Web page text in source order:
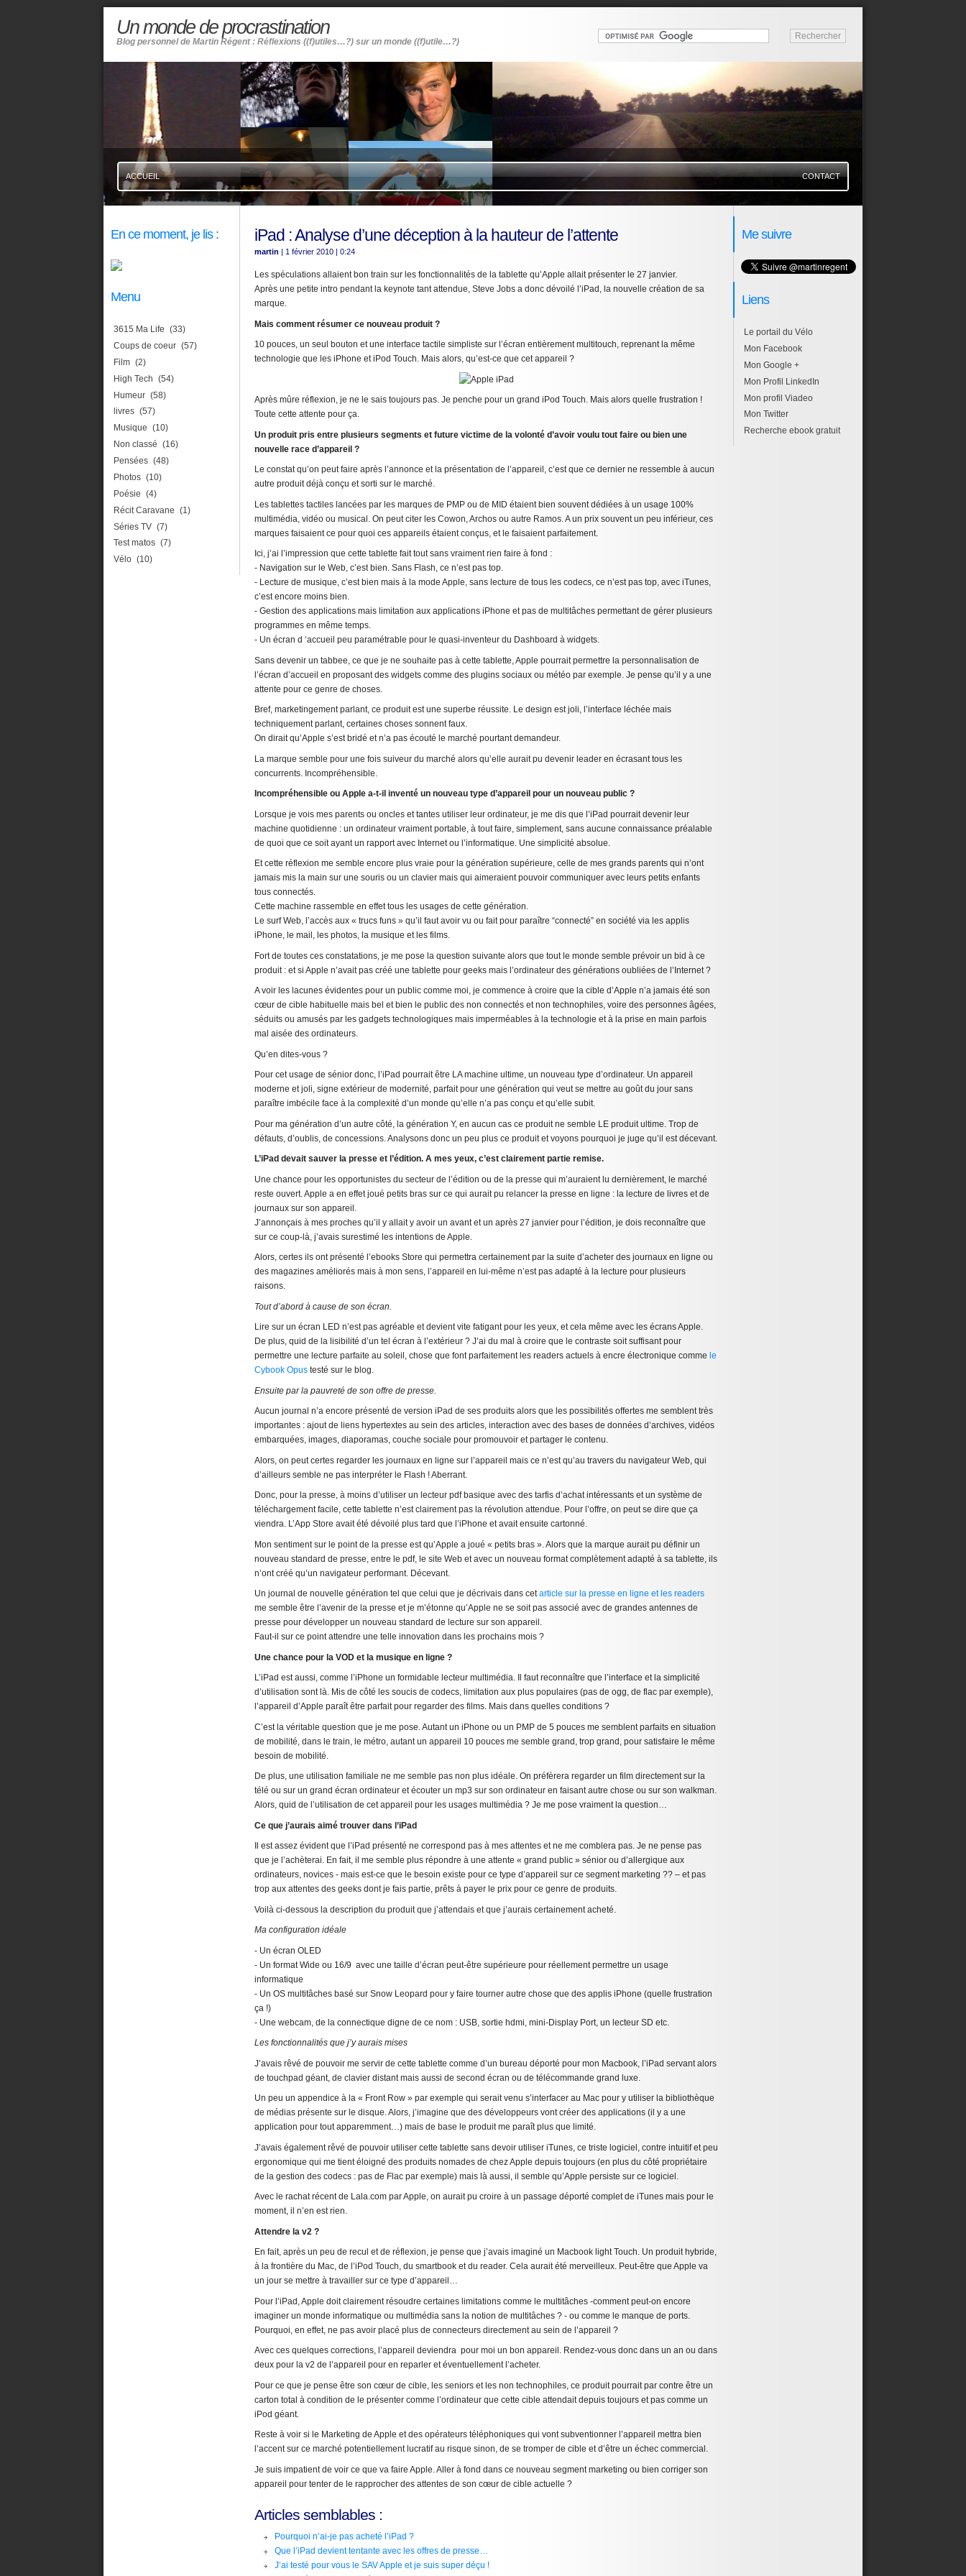
Un monde de procrastination
Blog personnel de Martin Régent : Réflexions ((f)utiles…?) sur un monde ((f)utile…?)
ACCUEIL CONTACT
iPad : Analyse d’une déception à la hauteur de l’attente
martin | 1 février 2010 | 0:24
Les spéculations allaient bon train sur les fonctionnalités de la tablette qu’Apple allait présenter le 27 janvier.
Après une petite intro pendant la keynote tant attendue, Steve Jobs a donc dévoilé l’iPad, la nouvelle création de sa
marque.
Mais comment résumer ce nouveau produit ?
10 pouces, un seul bouton et une interface tactile simpliste sur l’écran entièrement multitouch, reprenant la même
technologie que les iPhone et iPod Touch. Mais alors, qu’est-ce que cet appareil ?
Après mûre réflexion, je ne le sais toujours pas. Je penche pour un grand iPod Touch. Mais alors quelle frustration !
Toute cette attente pour ça.
Un produit pris entre plusieurs segments et future victime de la volonté d’avoir voulu tout faire ou bien une
nouvelle race d’appareil ?
Le constat qu’on peut faire après l’annonce et la présentation de l’appareil, c’est que ce dernier ne ressemble à aucun
autre produit déjà conçu et sorti sur le marché.
Les tablettes tactiles lancées par les marques de PMP ou de MID étaient bien souvent dédiées à un usage 100%
multimédia, vidéo ou musical. On peut citer les Cowon, Archos ou autre Ramos. A un prix souvent un peu inférieur, ces
marques faisaient ce pour quoi ces appareils étaient conçus, et le faisaient parfaitement.
Ici, j’ai l’impression que cette tablette fait tout sans vraiment rien faire à fond :
- Navigation sur le Web, c’est bien. Sans Flash, ce n’est pas top.
- Lecture de musique, c’est bien mais à la mode Apple, sans lecture de tous les codecs, ce n’est pas top, avec iTunes,
c’est encore moins bien.
- Gestion des applications mais limitation aux applications iPhone et pas de multitâches permettant de gérer plusieurs
programmes en même temps.
- Un écran d ‘accueil peu paramétrable pour le quasi-inventeur du Dashboard à widgets.
Sans devenir un tabbee, ce que je ne souhaite pas à cette tablette, Apple pourrait permettre la personnalisation de
l’écran d’accueil en proposant des widgets comme des plugins sociaux ou météo par exemple. Je pense qu’il y a une
attente pour ce genre de choses.
Bref, marketingement parlant, ce produit est une superbe réussite. Le design est joli, l’interface léchée mais
techniquement parlant, certaines choses sonnent faux.
On dirait qu’Apple s’est bridé et n’a pas écouté le marché pourtant demandeur.
La marque semble pour une fois suiveur du marché alors qu’elle aurait pu devenir leader en écrasant tous les
concurrents. Incompréhensible.
Incompréhensible ou Apple a-t-il inventé un nouveau type d’appareil pour un nouveau public ?
Lorsque je vois mes parents ou oncles et tantes utiliser leur ordinateur, je me dis que l’iPad pourrait devenir leur
machine quotidienne : un ordinateur vraiment portable, à tout faire, simplement, sans aucune connaissance préalable
de quoi que ce soit ayant un rapport avec Internet ou l’informatique. Une simplicité absolue.
Et cette réflexion me semble encore plus vraie pour la génération supérieure, celle de mes grands parents qui n’ont
jamais mis la main sur une souris ou un clavier mais qui aimeraient pouvoir communiquer avec leurs petits enfants
tous connectés.
Cette machine rassemble en effet tous les usages de cette génération.
Le surf Web, l’accès aux « trucs funs » qu’il faut avoir vu ou fait pour paraître “connecté” en société via les applis
iPhone, le mail, les photos, la musique et les films.
Fort de toutes ces constatations, je me pose la question suivante alors que tout le monde semble prévoir un bid à ce
produit : et si Apple n’avait pas créé une tablette pour geeks mais l’ordinateur des générations oubliées de l’Internet ?
A voir les lacunes évidentes pour un public comme moi, je commence à croire que la cible d’Apple n’a jamais été son
cœur de cible habituelle mais bel et bien le public des non connectés et non technophiles, voire des personnes âgées,
séduits ou amusés par les gadgets technologiques mais imperméables à la technologie et à la prise en main parfois
mal aisée des ordinateurs.
Qu’en dites-vous ?
Pour cet usage de sénior donc, l’iPad pourrait être LA machine ultime, un nouveau type d’ordinateur. Un appareil
moderne et joli, signe extérieur de modernité, parfait pour une génération qui veut se mettre au goût du jour sans
paraître imbécile face à la complexité d’un monde qu’elle n’a pas conçu et qu’elle subit.
Pour ma génération d’un autre côté, la génération Y, en aucun cas ce produit ne semble LE produit ultime. Trop de
défauts, d’oublis, de concessions. Analysons donc un peu plus ce produit et voyons pourquoi je juge qu’il est décevant.
L’iPad devait sauver la presse et l’édition. A mes yeux, c’est clairement partie remise.
Une chance pour les opportunistes du secteur de l’édition ou de la presse qui m’auraient lu dernièrement, le marché
reste ouvert. Apple a en effet joué petits bras sur ce qui aurait pu relancer la presse en ligne : la lecture de livres et de
journaux sur son appareil.
J’annonçais à mes proches qu’il y allait y avoir un avant et un après 27 janvier pour l’édition, je dois reconnaître que
sur ce coup-là, j’avais surestimé les intentions de Apple.
Alors, certes ils ont présenté l’ebooks Store qui permettra certainement par la suite d’acheter des journaux en ligne ou
des magazines améliorés mais à mon sens, l’appareil en lui-même n’est pas adapté à la lecture pour plusieurs
raisons.
Tout d’abord à cause de son écran.
Lire sur un écran LED n’est pas agréable et devient vite fatigant pour les yeux, et cela même avec les écrans Apple.
De plus, quid de la lisibilité d’un tel écran à l’extérieur ? J’ai du mal à croire que le contraste soit suffisant pour
permettre une lecture parfaite au soleil, chose que font parfaitement les readers actuels à encre électronique comme le
Cybook Opus testé sur le blog.
Ensuite par la pauvreté de son offre de presse.
Aucun journal n’a encore présenté de version iPad de ses produits alors que les possibilités offertes me semblent très
importantes : ajout de liens hypertextes au sein des articles, interaction avec des bases de données d’archives, vidéos
embarquées, images, diaporamas, couche sociale pour promouvoir et partager le contenu.
Alors, on peut certes regarder les journaux en ligne sur l’appareil mais ce n’est qu’au travers du navigateur Web, qui
d’ailleurs semble ne pas interpréter le Flash ! Aberrant.
Donc, pour la presse, à moins d’utiliser un lecteur pdf basique avec des tarfis d’achat intéressants et un système de
téléchargement facile, cette tablette n’est clairement pas la révolution attendue. Pour l’offre, on peut se dire que ça
viendra. L’App Store avait été dévoilé plus tard que l’iPhone et avait ensuite cartonné.
Mon sentiment sur le point de la presse est qu’Apple a joué « petits bras ». Alors que la marque aurait pu définir un
nouveau standard de presse, entre le pdf, le site Web et avec un nouveau format complètement adapté à sa tablette, ils
n’ont créé qu’un navigateur performant. Décevant.
Un journal de nouvelle génération tel que celui que je décrivais dans cetarticle sur la presse en ligne et les readers
me semble être l’avenir de la presse et je m’étonne qu’Apple ne se soit pas associé avec de grandes antennes de
presse pour développer un nouveau standard de lecture sur son appareil.
Faut-il sur ce point attendre une telle innovation dans les prochains mois ?
Une chance pour la VOD et la musique en ligne ?
L’iPad est aussi, comme l’iPhone un formidable lecteur multimédia. Il faut reconnaître que l’interface et la simplicité
d’utilisation sont là. Mis de côté les soucis de codecs, limitation aux plus populaires (pas de ogg, de flac par exemple),
l’appareil d’Apple paraît être parfait pour regarder des films. Mais dans quelles conditions ?
C’est la véritable question que je me pose. Autant un iPhone ou un PMP de 5 pouces me semblent parfaits en situation
de mobilité, dans le train, le métro, autant un appareil 10 pouces me semble grand, trop grand, pour satisfaire le même
besoin de mobilité.
De plus, une utilisation familiale ne me semble pas non plus idéale. On préfèrera regarder un film directement sur la
télé ou sur un grand écran ordinateur et écouter un mp3 sur son ordinateur en faisant autre chose ou sur son walkman.
Alors, quid de l’utilisation de cet appareil pour les usages multimédia ? Je me pose vraiment la question…
Ce que j’aurais aimé trouver dans l’iPad
Il est assez évident que l’iPad présenté ne correspond pas à mes attentes et ne me comblera pas. Je ne pense pas
que je l’achèterai. En fait, il me semble plus répondre à une attente « grand public » sénior ou d’allergique aux
ordinateurs, novices - mais est-ce que le besoin existe pour ce type d’appareil sur ce segment marketing ?? – et pas
trop aux attentes des geeks dont je fais partie, prêts à payer le prix pour ce genre de produits.
Voilà ci-dessous la description du produit que j’attendais et que j’aurais certainement acheté.
Ma configuration idéale
- Un écran OLED
- Un format Wide ou 16/9 avec une taille d’écran peut-être supérieure pour réellement permettre un usage
informatique
- Un OS multitâches basé sur Snow Leopard pour y faire tourner autre chose que des applis iPhone (quelle frustration
ça !)
- Une webcam, de la connectique digne de ce nom : USB, sortie hdmi, mini-Display Port, un lecteur SD etc.
Les fonctionnalités que j’y aurais mises
J’avais rêvé de pouvoir me servir de cette tablette comme d’un bureau déporté pour mon Macbook, l’iPad servant alors
de touchpad géant, de clavier distant mais aussi de second écran ou de télécommande grand luxe.
Un peu un appendice à la « Front Row » par exemple qui serait venu s’interfacer au Mac pour y utiliser la bibliothèque
de médias présente sur le disque. Alors, j’imagine que des développeurs vont créer des applications (il y a une
application pour tout apparemment…) mais de base le produit me paraît plus que limité.
J’avais également rêvé de pouvoir utiliser cette tablette sans devoir utiliser iTunes, ce triste logiciel, contre intuitif et peu
ergonomique qui me tient éloigné des produits nomades de chez Apple depuis toujours (en plus du côté propriétaire
de la gestion des codecs : pas de Flac par exemple) mais là aussi, il semble qu’Apple persiste sur ce logiciel.
Avec le rachat récent de Lala.com par Apple, on aurait pu croire à un passage déporté complet de iTunes mais pour le
moment, il n’en est rien.
Attendre la v2 ?
En fait, après un peu de recul et de réflexion, je pense que j’avais imaginé un Macbook light Touch. Un produit hybride,
à la frontière du Mac, de l’iPod Touch, du smartbook et du reader. Cela aurait été merveilleux. Peut-être que Apple va
un jour se mettre à travailler sur ce type d’appareil…
Pour l’iPad, Apple doit clairement résoudre certaines limitations comme le multitâches -comment peut-on encore
imaginer un monde informatique ou multimédia sans la notion de multitâches ? - ou comme le manque de ports.
Pourquoi, en effet, ne pas avoir placé plus de connecteurs directement au sein de l’appareil ?
Avec ces quelques corrections, l’appareil deviendra pour moi un bon appareil. Rendez-vous donc dans un an ou dans
deux pour la v2 de l’appareil pour en reparler et éventuellement l’acheter.
Pour ce que je pense être son cœur de cible, les seniors et les non technophiles, ce produit pourrait par contre être un
carton total à condition de le présenter comme l’ordinateur que cette cible attendait depuis toujours et pas comme un
iPod géant.
Reste à voir si le Marketing de Apple et des opérateurs téléphoniques qui vont subventionner l’appareil mettra bien
l’accent sur ce marché potentiellement lucratif au risque sinon, de se tromper de cible et d’être un échec commercial.
Je suis impatient de voir ce que va faire Apple. Aller à fond dans ce nouveau segment marketing ou bien corriger son
appareil pour tenter de le rapprocher des attentes de son cœur de cible actuelle ?
Articles semblables :
Pourquoi n’ai-je pas acheté l’iPad ?
Que l’iPad devient tentante avec les offres de presse…
J’ai testé pour vous le SAV Apple et je suis super déçu !
Me suivre
Liens
Le portail du Vélo
Mon Facebook
Mon Google +
Mon Profil LinkedIn
Mon profil Viadeo
Mon Twitter
Recherche ebook gratuit
En ce moment, je lis :
Menu
3615 Ma Life (33)
Coups de coeur (57)
Film (2)
High Tech (54)
Humeur (58)
livres (57)
Musique (10)
Non classé (16)
Pensées (48)
Photos (10)
Poésie (4)
Récit Caravane (1)
Séries TV (7)
Test matos (7)
Vélo (10)